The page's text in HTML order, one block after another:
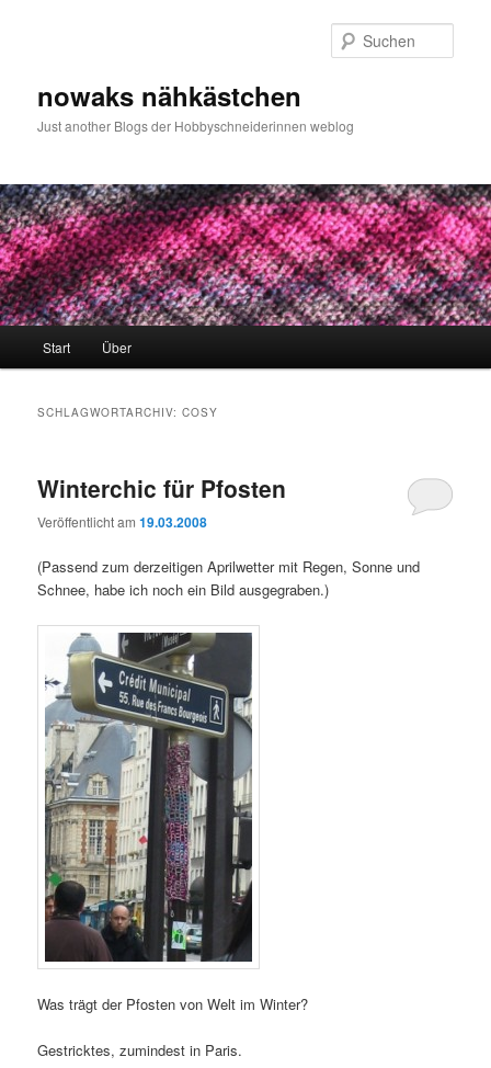
nowaks nähkästchen
Just another Blogs der Hobbyschneiderinnen weblog
Start Über
SCHLAGWORTARCHIV:COSY
Winterchic für Pfosten
Veröffentlicht am19.03.2008
(Passend zum derzeitigen Aprilwetter mit Regen, Sonne und
Schnee, habe ich noch ein Bild ausgegraben.)
Was trägt der Pfosten von Welt im Winter?
Gestricktes, zumindest in Paris.